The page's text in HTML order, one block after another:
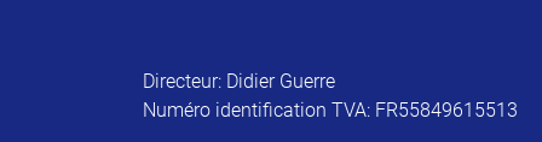
Directeur: Didier Guerre
Numéro identification TVA: FR55849615513